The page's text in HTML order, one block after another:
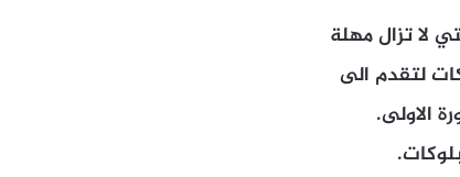
لا تزال مهلة
لتقدم الى
الاولى.